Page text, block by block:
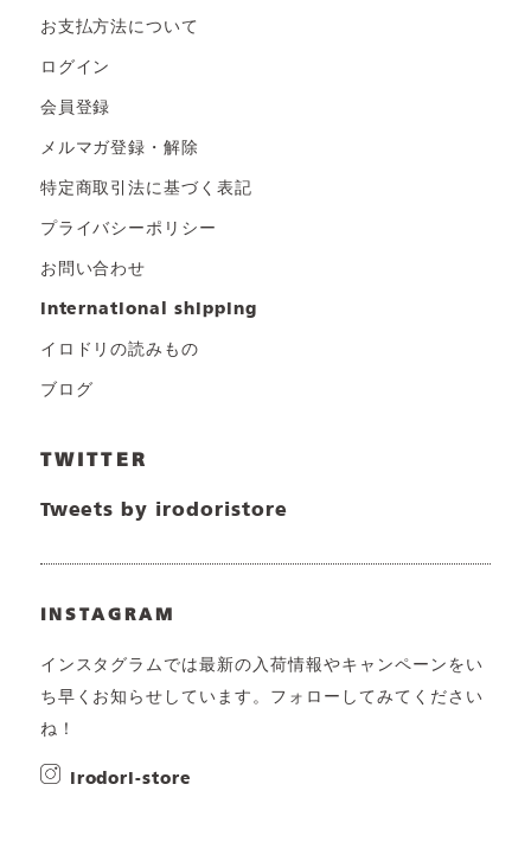
お支払方法について
ログイン
会員登録
メルマガ登録・解除
特定商取引法に基づく表記
プライバシーポリシー
お問い合わせ
international shipping
イロドリの読みもの
ブログ
TWITTER
Tweets by irodoristore
INSTAGRAM
インスタグラムでは最新の入荷情報やキャンペーンをい
ち早くお知らせしています。フォローしてみてください
ね！
irodori-store